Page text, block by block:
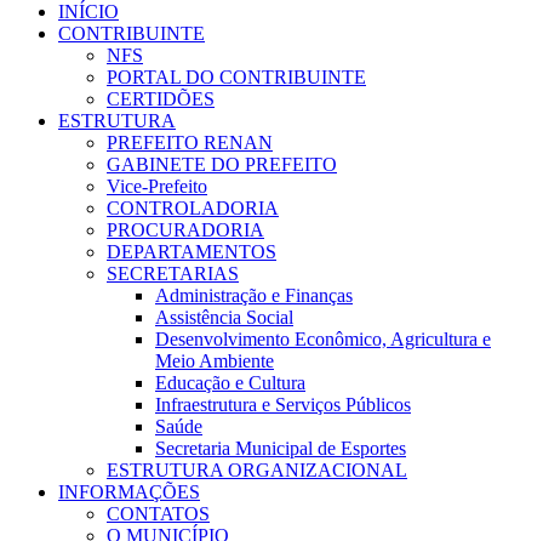
INÍCIO
CONTRIBUINTE
NFS
PORTAL DO CONTRIBUINTE
CERTIDÕES
ESTRUTURA
PREFEITO RENAN
GABINETE DO PREFEITO
Vice-Prefeito
CONTROLADORIA
PROCURADORIA
DEPARTAMENTOS
SECRETARIAS
Administração e Finanças
Assistência Social
Desenvolvimento Econômico, Agricultura e
Meio Ambiente
Educação e Cultura
Infraestrutura e Serviços Públicos
Saúde
Secretaria Municipal de Esportes
ESTRUTURA ORGANIZACIONAL
INFORMAÇÕES
CONTATOS
O MUNICÍPIO